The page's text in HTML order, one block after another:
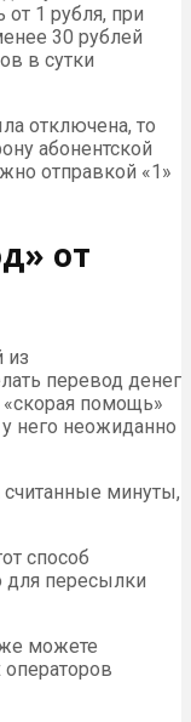
1 рубля, при
30 рублей
в сутки
отключена, то
абонентской
отправкой «1»
от
из
перевод денег
помощь»
него неожиданно
считанные минуты,
способ
для пересылки
можете
операторов